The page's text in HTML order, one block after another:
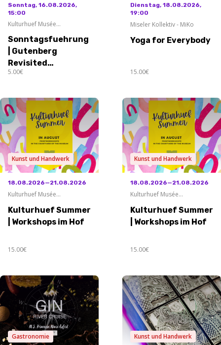
Sonntag, 16.08.2026,
15:00
Kulturhuef Musée
Sonntagsfuehrung
| Gutenberg
Revisited
Ausstellung
5.00€
Dienstag, 18.08.2026,
19:00
Miseler Kollektiv - MiKo
Yoga for Everybody
15.00€
Kunst und Handwerk
18.08.2026—21.08.2026
Kulturhuef Musée
Kulturhuef Summer
| Workshops im Hof
15.00€
Kunst und Handwerk
18.08.2026—21.08.2026
Kulturhuef Musée
Kulturhuef Summer
| Workshops im Hof
15.00€
Gastronomie Kunst und Handwerk